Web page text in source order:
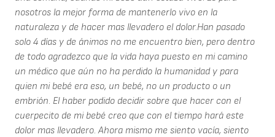
nosotros la mejor forma de mantenerlo vivo en la
naturaleza y de hacer mas llevadero el dolor.Han pasado
solo 4 días y de ánimos no me encuentro bien, pero dentro
de todo agradezco que la vida haya puesto en mi camino
un médico que aún no ha perdido la humanidad y para
quien mi bebé era eso, un bebé, no un producto o un
embrión. El haber podido decidir sobre que hacer con el
cuerpecito de mi bebé creo que con el tiempo hará este
dolor mas llevadero. Ahora mismo me siento vacía, siento